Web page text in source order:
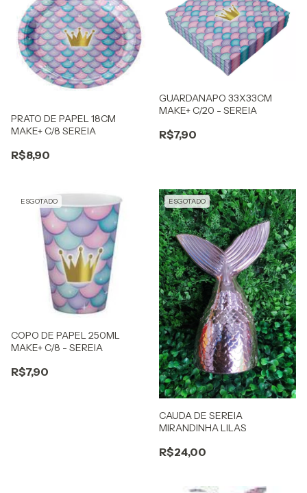
PRATO DE PAPEL 18CM
MAKE+ C/8 SEREIA
R$8,90
GUARDANAPO 33X33CM
MAKE+ C/20 - SEREIA
R$7,90
ESGOTADO
COPO DE PAPEL 250ML
MAKE+ C/8 - SEREIA
R$7,90
ESGOTADO
CAUDA DE SEREIA
MIRANDINHA LILAS
R$24,00